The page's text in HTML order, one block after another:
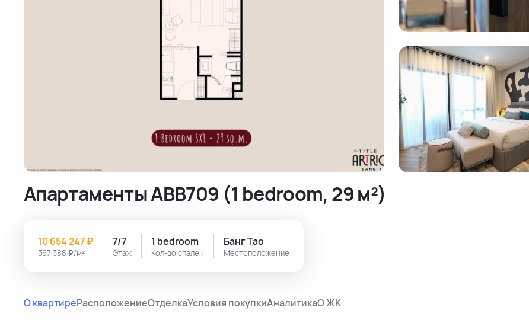
Апартаменты ABB709 (1 bedroom, 29 м²)
367 388 ₽/м²
10 654 247 ₽
Этаж
7/7
Кол-во спален
1 bedroom
Местоположение
Банг Тао
О квартиреРасположениеОтделкаУсловия покупкиАналитикаО ЖК